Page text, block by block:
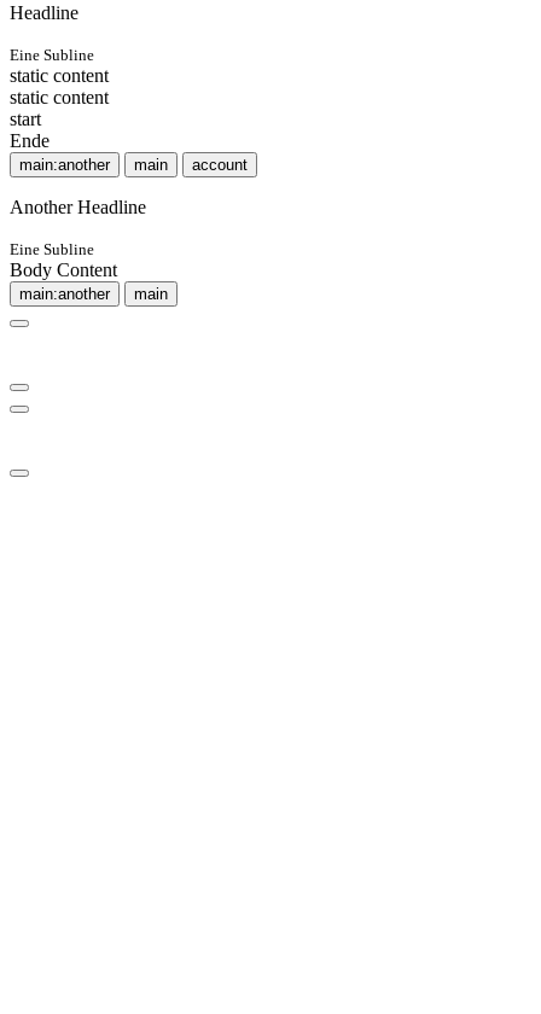
Headline
Eine Subline
static content
static content
start
Ende
main:another main account
Another Headline
Eine Subline
Body Content
main:another main